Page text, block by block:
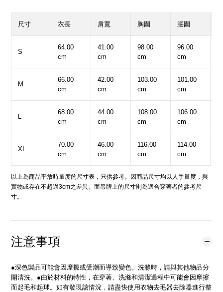
尺寸 衣長 肩寬 胸圍 腰圍
S
64.00
cm
41.00
cm
98.00
cm
96.00
cm
M
66.00
cm
42.00
cm
103.00
cm
101.00
cm
L
68.00
cm
44.00
cm
108.00
cm
106.00
cm
XL
70.00
cm
46.00
cm
116.00
cm
114.00
cm
以上為商品平放時量度的尺寸表，只供參考。因商品尺寸均以人手量度，與
實物或存在不超過3cm之差異。而吊牌上的尺寸則為適合穿著者的參考尺
寸。
注意事項
●深色製品可能會因摩擦或受潮而導致變色。洗滌時，請與其他物品分
開清洗。●由於材料的特性，在穿著、洗滌和清潔過程中可能會因摩擦
而起毛和起球。如有發現該情況，請盡快使用衣物去毛器去除器進行整